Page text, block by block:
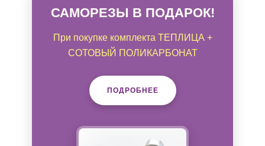
САМОРЕЗЫ В ПОДАРОК!
При покупке комплекта ТЕПЛИЦА +
СОТОВЫЙ ПОЛИКАРБОНАТ
ПОДРОБНЕЕ